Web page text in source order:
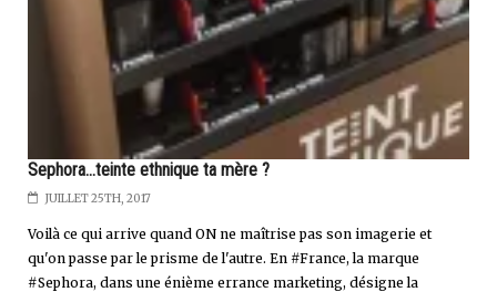
Sephora...teinte ethnique ta mère ?
JUILLET 25TH, 2017
Voilà ce qui arrive quand ON ne maîtrise pas son imagerie et
qu'on passe par le prisme de l'autre. En #France, la marque
#Sephora, dans une énième errance marketing, désigne la